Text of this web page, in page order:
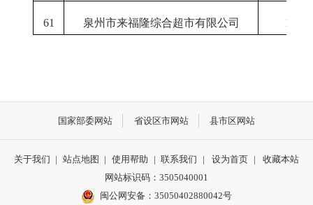
61 泉州市来福隆综合超市有限公司 1-12
国家部委网站 省设区市网站 县市区网站
关于我们 | 站点地图 | 使用帮助 | 联系我们 | 设为首页 |
收藏本站
网站标识码：3505040001
闽公网安备：35050402880042号